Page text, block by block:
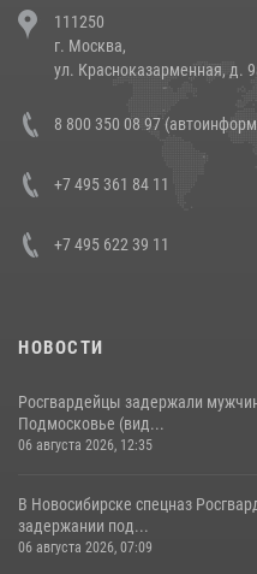
напавших на бригаду скорой
14 июля 2026, 12:20
В Росгвардии прошла военно-
боевого опыта
111250
г. Москва,
ул. Красноказарменная, д.
8 800 350 08 97
+7 495 361 84 11
+7 495 622 39 11
НОВОСТИ
Росгвардейцы задержали
Подмосковье (вид...
06 августа 2026, 12:35
В Новосибирске спецназ
задержании под...
06 августа 2026, 07:09